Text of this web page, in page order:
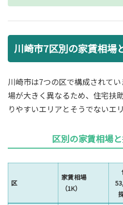
川崎市7区別の家賃相場
川崎市は7つの区で構成されて
場が大きく異なるため、住宅扶
りやすいエリアとそうでないエ
区別の家賃相場
区
家賃相場
（1K）